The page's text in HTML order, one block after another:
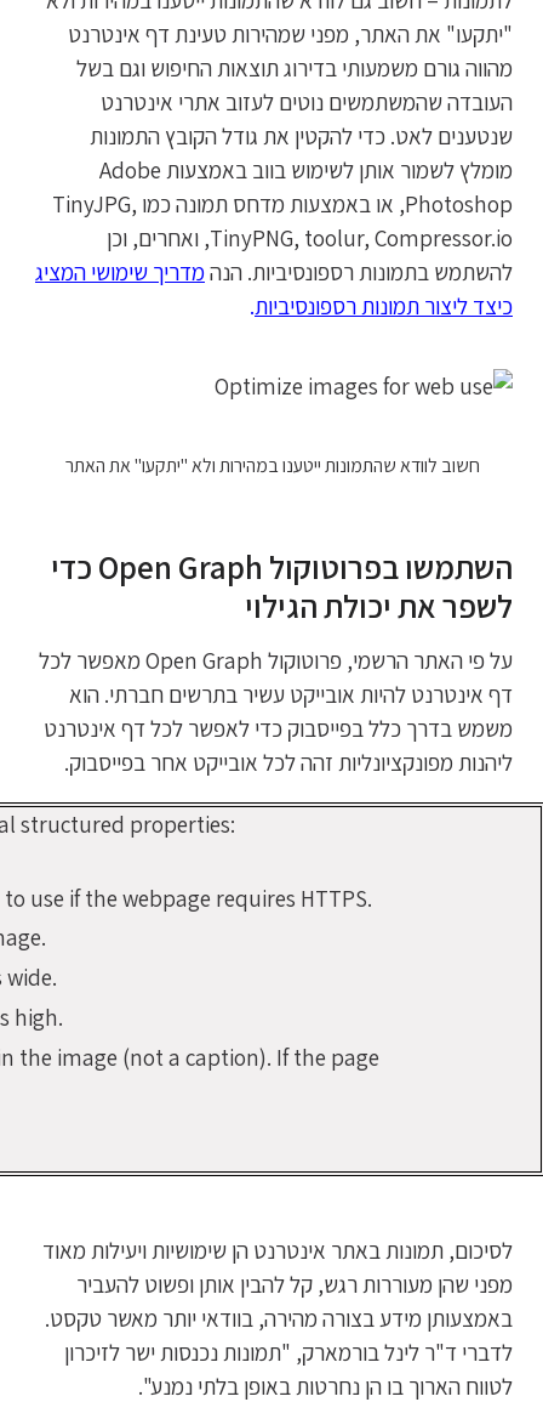
"יתקעו" את האתר, מפני שמהירות טעינת דף אינטרנט
מהווה גורם משמעותי בדירוג תוצאות החיפוש וגם בשל
העובדה שהמשתמשים נוטים לעזוב אתרי אינטרנט
שנטענים לאט. כדי להקטין את גודל הקובץ התמונות
מומלץ לשמור אותן לשימוש בווב באמצעות Adobe
Photoshop, או באמצעות מדחס תמונה כמו TinyJPG,
TinyPNG, toolur, Compressor.io, ואחרים, וכן
להשתמש בתמונות רספונסיביות. הנהמדריך שימושי המציג
כיצד ליצור תמונות רספונסיביות.
חשוב לוודא שהתמונות ייטענו במהירות ולא "יתקעו" את האתר
השתמשו בפרוטוקול Open Graph כדי
לשפר את יכולת הגילוי
על פי האתר הרשמי, פרוטוקול Open Graph מאפשר לכל
דף אינטרנט להיות אובייקט עשיר בתרשים חברתי. הוא
משמש בדרך כלל בפייסבוק כדי לאפשר לכל דף אינטרנט
ליהנות מפונקציונליות זהה לכל אובייקט אחר בפייסבוק.
structured properties:
use if the webpage requires HTTPS.
high.
the image (not a caption). If the page
לסיכום, תמונות באתר אינטרנט הן שימושיות ויעילות מאוד
מפני שהן מעוררות רגש, קל להבין אותן ופשוט להעביר
באמצעותן מידע בצורה מהירה, בוודאי יותר מאשר טקסט.
לדברי ד"ר לינל בורמארק, "תמונות נכנסות ישר לזיכרון
לטווח הארוך בו הן נחרטות באופן בלתי נמנע".